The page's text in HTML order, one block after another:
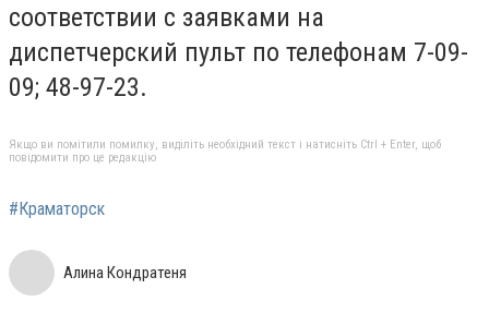
соответствии с заявками на
диспетчерский пульт по телефонам 7-09-
09; 48-97-23.
Якщо ви помітили помилку, виділіть необхідний текст і натисніть Ctrl + Enter, щоб
повідомити про це редакцію
#Краматорск
Алина Кондратеня